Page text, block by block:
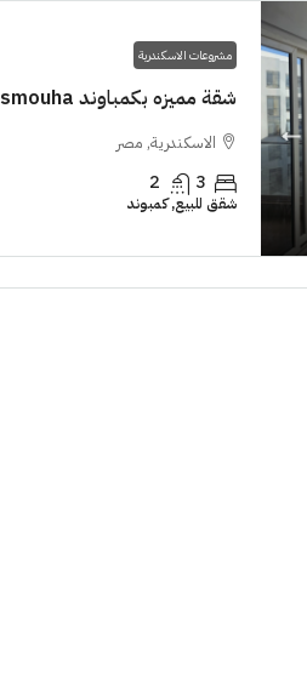
مشروعات الاسكندرية
شقة مميزه بكمباوند 173m Grand View smouha
الاسكندرية, مصر
3
2
شقق للبيع, كمبوند